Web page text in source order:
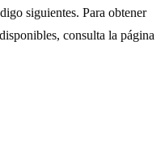
siguientes. Para obtener
consulta la página